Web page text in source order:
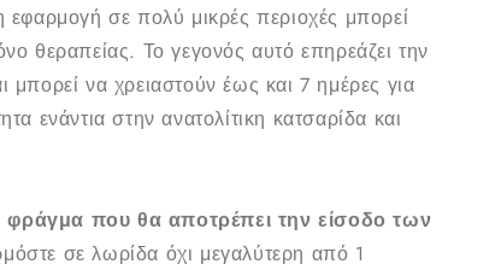
σε πολύ μικρές περιοχές μπορεί
θεραπείας. Το γεγονός αυτό επηρεάζει την
να χρειαστούν έως και 7 ημέρες για
ενάντια στην ανατολίτικη κατσαρίδα και
που θα αποτρέπει την είσοδο των
σε λωρίδα όχι μεγαλύτερη από 1